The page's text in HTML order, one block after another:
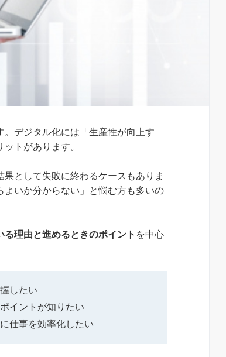
デジタル化には「生産性が向上す
トがあります。
として失敗に終わるケースもありま
いか分からない」と悩む方も多いの
理由と進めるときのポイント を中心
したい
イントが知りたい
仕事を効率化したい